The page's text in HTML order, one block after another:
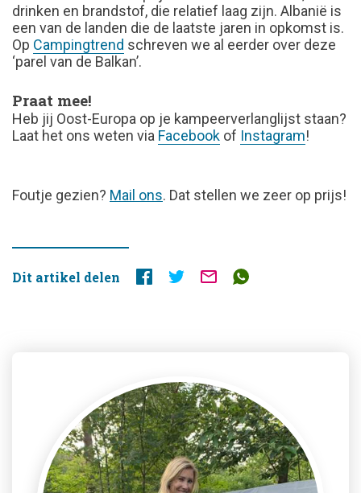
drinken en brandstof, die relatief laag zijn. Albanië is
een van de landen die de laatste jaren in opkomst is.
Op Campingtrend schreven we al eerder over deze
‘parel van de Balkan’.
Praat mee!
Heb jij Oost-Europa op je kampeerverlanglijst staan?
Laat het ons weten via Facebook of Instagram!
FOUTJE
Foutje gezien? Mail ons. Dat stellen we zeer op prijs!
Dit artikel delen